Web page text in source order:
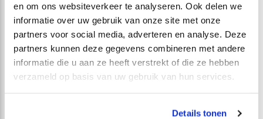
en om ons websiteverkeer te analyseren. Ook delen we
informatie over uw gebruik van onze site met onze
partners voor social media, adverteren en analyse. Deze
partners kunnen deze gegevens combineren met andere
informatie die u aan ze heeft verstrekt of die ze hebben
verzameld op basis van uw gebruik van hun services.
Details tonen
Petrol Vest Rits M-
1040-SWC333